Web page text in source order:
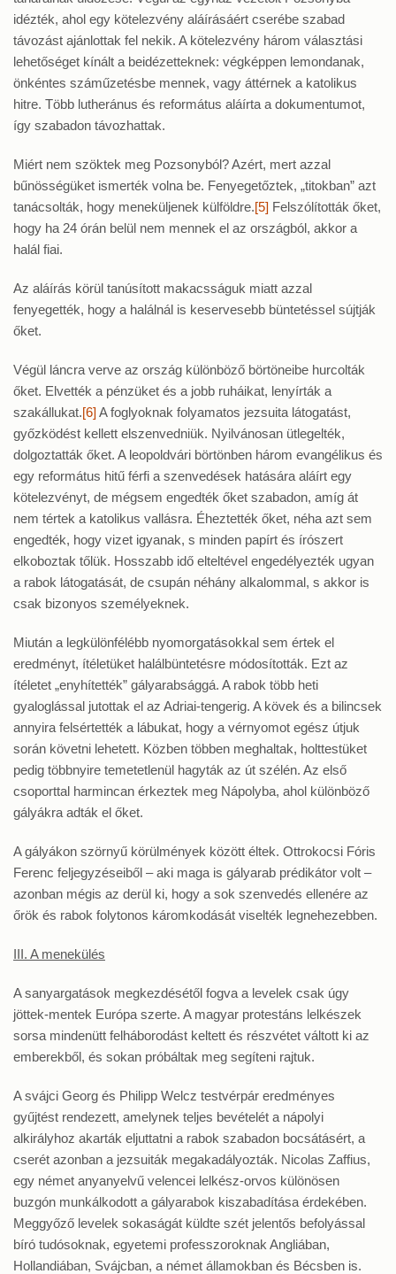
idézték, ahol egy kötelezvény aláírásáért cserébe szabad
távozást ajánlottak fel nekik. A kötelezvény három választási
lehetőséget kínált a beidézetteknek: végképpen lemondanak,
önkéntes száműzetésbe mennek, vagy áttérnek a katolikus
hitre. Több lutheránus és református aláírta a dokumentumot,
így szabadon távozhattak.
Miért nem szöktek meg Pozsonyból? Azért, mert azzal
bűnösségüket ismerték volna be. Fenyegetőztek, „titokban” azt
tanácsolták, hogy meneküljenek külföldre.[5] Felszólították őket,
hogy ha 24 órán belül nem mennek el az országból, akkor a
halál fiai.
Az aláírás körül tanúsított makacsságuk miatt azzal
fenyegették, hogy a halálnál is keservesebb büntetéssel sújtják
őket.
Végül láncra verve az ország különböző börtöneibe hurcolták
őket. Elvették a pénzüket és a jobb ruháikat, lenyírták a
szakállukat.[6]A foglyoknak folyamatos jezsuita látogatást,
győzködést kellett elszenvedniük. Nyilvánosan ütlegelték,
dolgoztatták őket. A leopoldvári börtönben három evangélikus és
egy református hitű férfi a szenvedések hatására aláírt egy
kötelezvényt, de mégsem engedték őket szabadon, amíg át
nem tértek a katolikus vallásra. Éheztették őket, néha azt sem
engedték, hogy vizet igyanak, s minden papírt és írószert
elkoboztak tőlük. Hosszabb idő elteltével engedélyezték ugyan
a rabok látogatását, de csupán néhány alkalommal, s akkor is
csak bizonyos személyeknek.
Miután a legkülönfélébb nyomorgatásokkal sem értek el
eredményt, ítéletüket halálbüntetésre módosították. Ezt az
ítéletet „enyhítették” gályarabsággá. A rabok több heti
gyaloglással jutottak el az Adriai-tengerig. A kövek és a bilincsek
annyira felsértették a lábukat, hogy a vérnyomot egész útjuk
során követni lehetett. Közben többen meghaltak, holttestüket
pedig többnyire temetetlenül hagyták az út szélén. Az első
csoporttal harmincan érkeztek meg Nápolyba, ahol különböző
gályákra adták el őket.
A gályákon szörnyű körülmények között éltek. Ottrokocsi Fóris
Ferenc feljegyzéseiből – aki maga is gályarab prédikátor volt –
azonban mégis az derül ki, hogy a sok szenvedés ellenére az
őrök és rabok folytonos káromkodását viselték legnehezebben.
III. A menekülés
A sanyargatások megkezdésétől fogva a levelek csak úgy
jöttek-mentek Európa szerte. A magyar protestáns lelkészek
sorsa mindenütt felháborodást keltett és részvétet váltott ki az
emberekből, és sokan próbáltak meg segíteni rajtuk.
A svájci Georg és Philipp Welcz testvérpár eredményes
gyűjtést rendezett, amelynek teljes bevételét a nápolyi
alkirályhoz akarták eljuttatni a rabok szabadon bocsátásért, a
cserét azonban a jezsuiták megakadályozták. Nicolas Zaffius,
egy német anyanyelvű velencei lelkész-orvos különösen
buzgón munkálkodott a gályarabok kiszabadítása érdekében.
Meggyőző levelek sokaságát küldte szét jelentős befolyással
bíró tudósoknak, egyetemi professzoroknak Angliában,
Hollandiában, Svájcban, a német államokban és Bécsben is.